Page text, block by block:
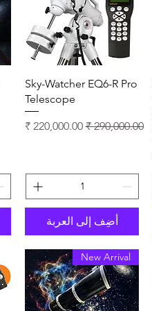
العرض السريع
Sky-Watcher EQ6-R Pro
Telescope
سعر عادي‏290,000.00 ₹ سعر البيع‏220,000.00 ₹
أضِف إلى العربة
New Arrival